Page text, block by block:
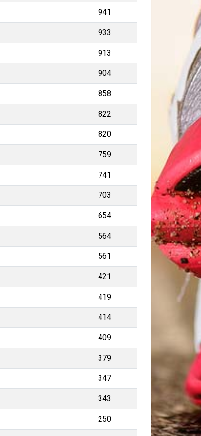
941
933
913
904
858
822
820
759
741
703
654
564
561
421
419
414
409
379
347
343
250